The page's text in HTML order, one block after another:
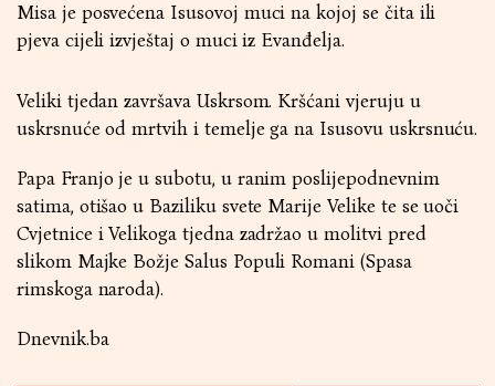
Misa je posvećena Isusovoj muci na kojoj se čita ili
pjeva cijeli izvještaj o muci iz Evanđelja.
Veliki tjedan završava Uskrsom. Kršćani vjeruju u
uskrsnuće od mrtvih i temelje ga na Isusovu uskrsnuću.
Papa Franjo je u subotu, u ranim poslijepodnevnim
satima, otišao u Baziliku svete Marije Velike te se uoči
Cvjetnice i Velikoga tjedna zadržao u molitvi pred
slikom Majke Božje Salus Populi Romani (Spasa
rimskoga naroda).
Dnevnik.ba